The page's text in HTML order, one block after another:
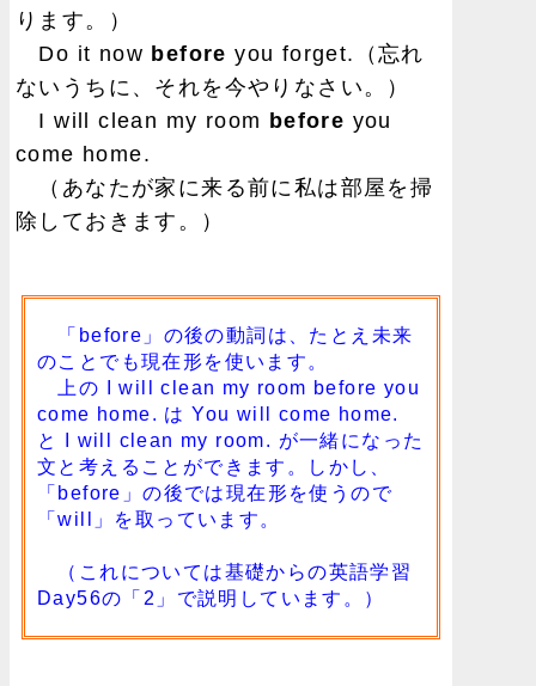
ります。）
Do it now before you forget.（忘れ
ないうちに、それを今やりなさい。）
I will clean my room before you
come home.
（あなたが家に来る前に私は部屋を掃
除しておきます。）
「before」の後の動詞は、たとえ未来
のことでも現在形を使います。
上の I will clean my room before you
come home. は You will come home.
と I will clean my room. が一緒になった
文と考えることができます。しかし、
「before」の後では現在形を使うので
「will」を取っています。
（これについては基礎からの英語学習
Day56の「2」 で説明しています。）